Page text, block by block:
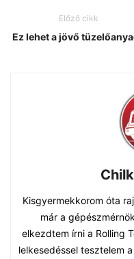
Előző cikk
Ez lehet a jövő
Kisgyermekkorom óta
már a
elkezdtem írni a Rolling
lelkesedéssel tesztelem